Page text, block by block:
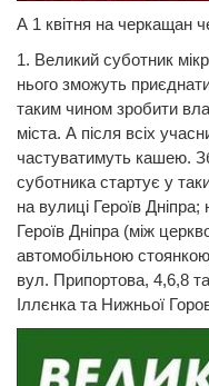
А 1 квітня на черкащан
1. Великий суботник
нього зможуть
таким чином зробити
міста. А після всіх
частуватимуть кашею.
суботника стартує у
на вулиці Героїв
Героїв Дніпра (між
автомобільною
вул. Припортова, 4,6,8
Іллєнка та Нижньої